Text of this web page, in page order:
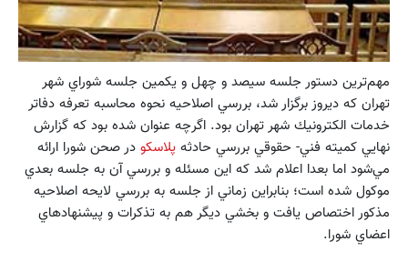
مهم‌ترين دستور جلسه سيصد و چهل و يكمين جلسه شوراي شهر
تهران كه ديروز برگزار شد، بررسي اصلاحيه نحوه محاسبه تعرفه دفاتر
خدمات الكترونيك‌ شهر تهران بود. اگرچه عنوان شده بود كه گزارش
نهايي كميته فني- حقوقي بررسي حادثه پلاسكو در صحن شورا ارائه
مي‌شود اما بعدا اعلام شد كه اين مسئله و بررسي آن به جلسه بعدي
موكول شده است؛ بنابراين زماني از جلسه به بررسي لايحه اصلاحيه
مذكور اختصاص يافت و بخشي ديگر هم به تذكرات و پيشنهادهاي
اعضاي شورا.